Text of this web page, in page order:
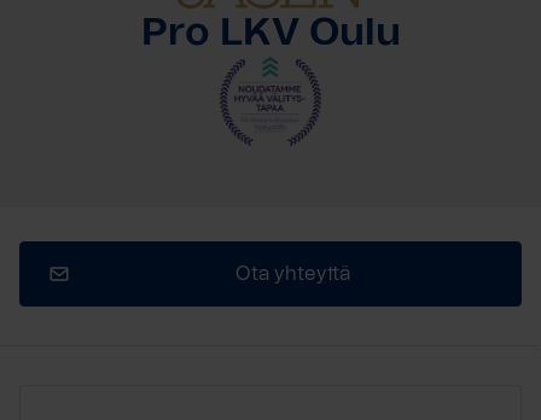
Pro LKV Oulu
Ota yhteyttä